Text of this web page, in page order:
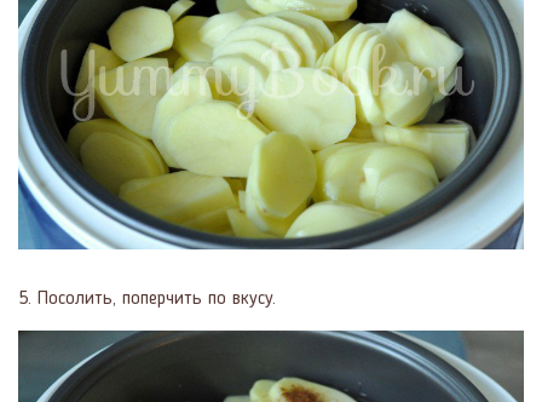
5. Посолить, поперчить по вкусу.